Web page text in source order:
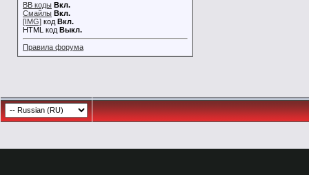
BB коды Вкл.
Смайлы Вкл.
[IMG] код Вкл.
HTML код Выкл.
Правила форума